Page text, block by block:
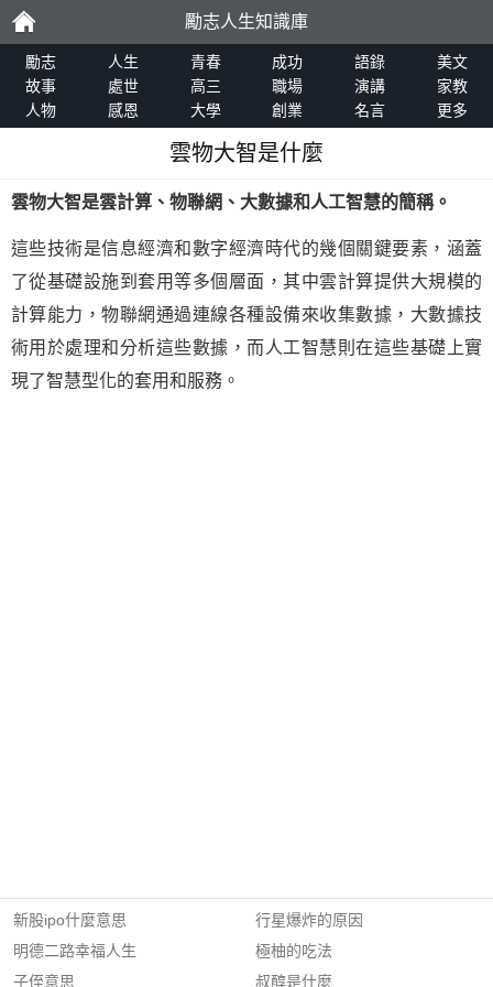
勵
志
勵志人生知識庫
勵志 人生 青春 成功 語錄
美文
故事
處世 高三 職場 演講
家教
人物
感恩 大學 創業 名言 更多
雲物大智是什麼
雲物大智是雲計算、物聯網、大數據和人工智慧的簡稱。
這些技術是信息經濟和數字經濟時代的幾個關鍵要素，涵蓋
了從基礎設施到套用等多個層面，其中雲計算提供大規模的
計算能力，物聯網通過連線各種設備來收集數據，大數據技
術用於處理和分析這些數據，而人工智慧則在這些基礎上實
現了智慧型化的套用和服務。
新股ipo什麼意思
明德二路幸福人生
子侄意思
行星爆炸的原因
極柚的吃法
叔醇是什麼